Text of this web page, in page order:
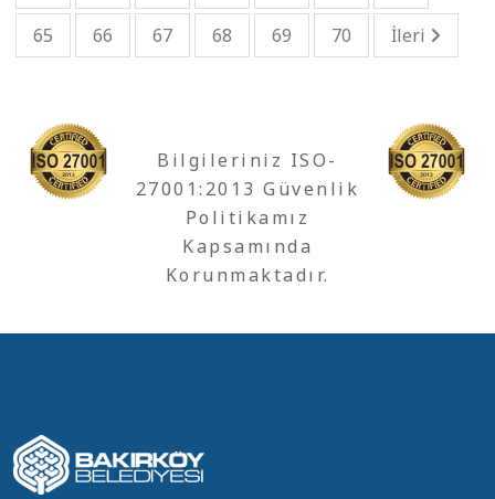
65
66 67 68 69 70 İleri
Bilgileriniz ISO-
27001:2013 Güvenlik
Politikamız
Kapsamında
Korunmaktadır.